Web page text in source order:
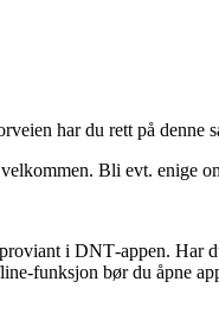
har du rett på denne
Bli evt. enige
i DNT‑appen.
bør du åpne